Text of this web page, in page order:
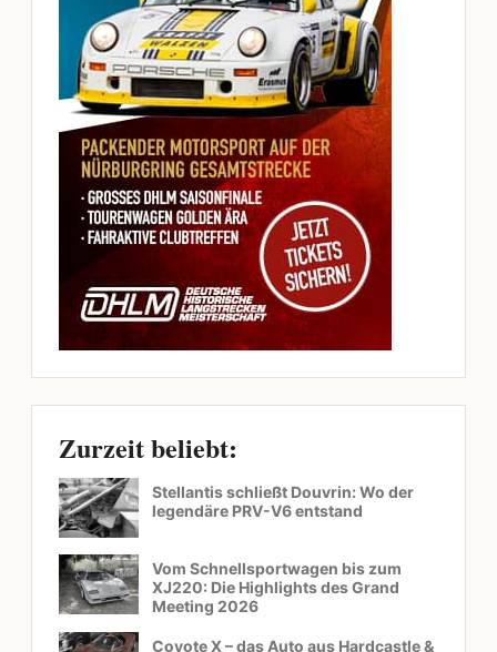
Zurzeit beliebt:
Stellantis schließt Douvrin: Wo der
legendäre PRV-V6 entstand
Vom Schnellsportwagen bis zum
XJ220: Die Highlights des Grand
Meeting 2026
Coyote X – das Auto aus Hardcastle &